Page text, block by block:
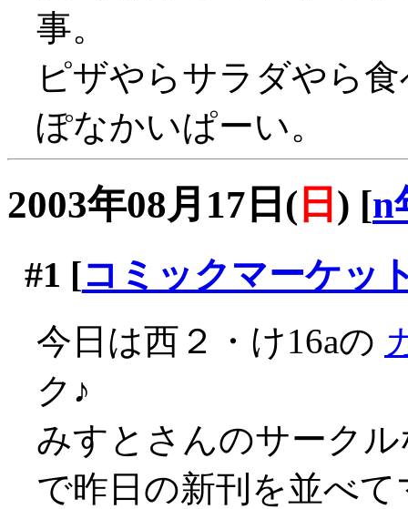
事。
ピザやらサラダやら
ぽなかいぱーい。
2003年08月17日( 日 ) [n
#1 [コミックマーケッ
今日は西２・け16aの
ク♪
みすとさんのサーク
で昨日の新刊を並べ